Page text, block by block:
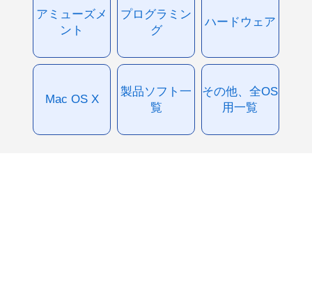
アミューズメ
ント
プログラミン
グ
ハードウェア
Mac OS X
製品ソフト一
覧
その他、全OS
用一覧